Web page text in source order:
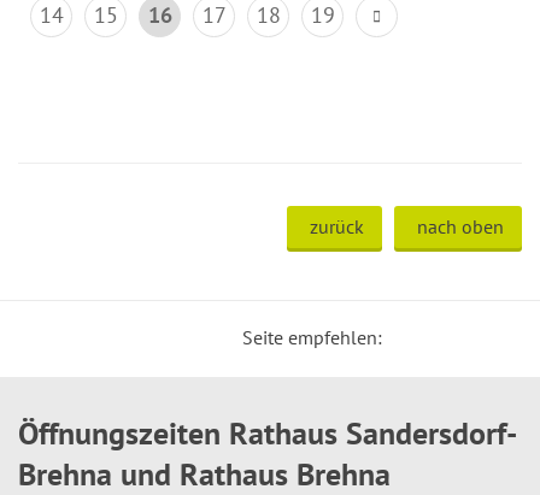
14
15 16 17 18 19
zurück nach oben
Seite empfehlen:
Öffnungszeiten Rathaus Sandersdorf-
Brehna und Rathaus Brehna